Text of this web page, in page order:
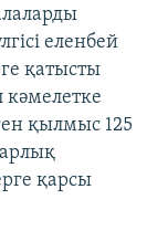
еленбей
қатысты
кәмелетке
қылмыс 125
қарсы